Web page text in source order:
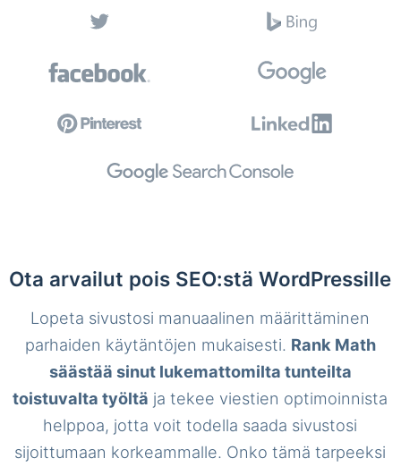
Ota arvailut pois SEO:stä WordPressille
Lopeta sivustosi manuaalinen määrittäminen
parhaiden käytäntöjen mukaisesti. Rank Math
säästää sinut lukemattomilta tunteilta
toistuvalta työltä ja tekee viestien optimoinnista
helppoa, jotta voit todella saada sivustosi
sijoittumaan korkeammalle. Onko tämä tarpeeksi